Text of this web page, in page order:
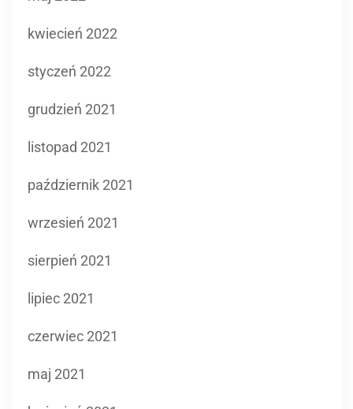
kwiecień 2022
styczeń 2022
grudzień 2021
listopad 2021
październik 2021
wrzesień 2021
sierpień 2021
lipiec 2021
czerwiec 2021
maj 2021